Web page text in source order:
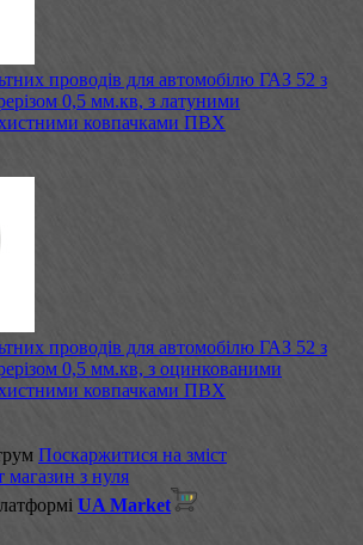
проводів для автомобілю ГАЗ 52 з
0,5 мм.кв, з латуними
ковпачками ПВХ
проводів для автомобілю ГАЗ 52 з
0,5 мм.кв, з оцинкованими
ковпачками ПВХ
Поскаржитися на зміст
магазин з нуля
UA Market